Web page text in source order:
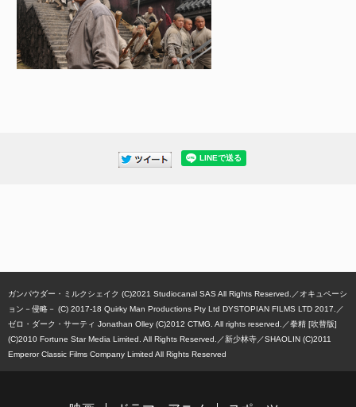
ガンパウダー・ミルクシェイク (C)2021 Studiocanal SAS All Rights Reserved.
オキュペーシ
ョン－侵略－ (C) 2017-18 Quirky Man Productions Pty Ltd DYSTOPIAN FILMS LTD 2017.
ゼロ・ダーク・サーティ Jonathan Olley (C)2012 CTMG. All rights reserved.
拳精 [吹替版]
(C)2010 Fortune Star Media Limited. All Rights Reserved.
新少林寺／SHAOLIN (C)2011
Emperor Classic Films Company Limited All Rights Reserved